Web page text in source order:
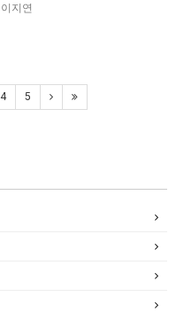
이지연
4 5